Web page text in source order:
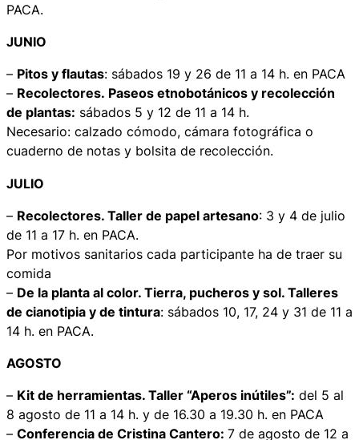
PACA.
JUNIO
– Pitos y flautas: sábados 19 y 26 de 11 a 14 h. en PACA
– Recolectores. Paseos etnobotánicos y recolección
de plantas: sábados 5 y 12 de 11 a 14 h.
Necesario: calzado cómodo, cámara fotográfica o
cuaderno de notas y bolsita de recolección.
JULIO
– Recolectores. Taller de papel artesano: 3 y 4 de julio
de 11 a 17 h. en PACA.
Por motivos sanitarios cada participante ha de traer su
comida
– De la planta al color. Tierra, pucheros y sol. Talleres
de cianotipia y de tintura: sábados 10, 17, 24 y 31 de 11 a
14 h. en PACA.
AGOSTO
– Kit de herramientas. Taller “Aperos inútiles”: del 5 al
8 agosto de 11 a 14 h. y de 16.30 a 19.30 h. en PACA
– Conferencia de Cristina Cantero: 7 de agosto de 12 a